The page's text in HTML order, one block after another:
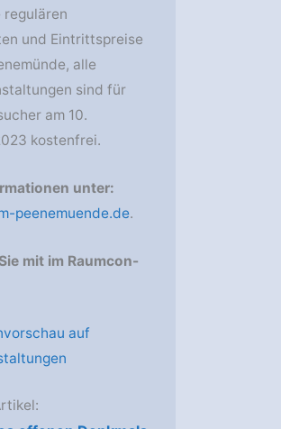
regulären
und Eintrittspreise
alle
sind für
am 10.
kostenfrei.
unter:
peenemuende.de.
mit im Raumcon-
auf